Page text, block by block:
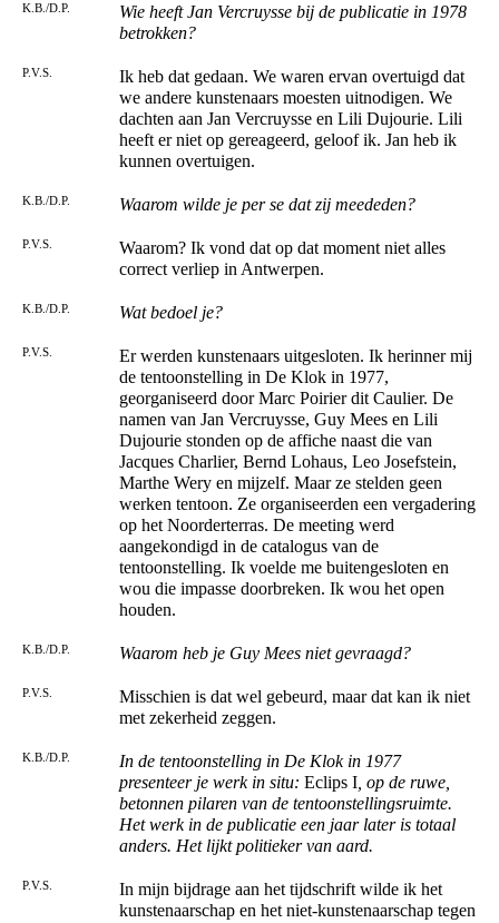
K.B./D.P.
Wie heeft Jan Vercruysse bij de publicatie in 1978
betrokken?
P.V.S.
Ik heb dat gedaan. We waren ervan overtuigd dat
we andere kunstenaars moesten uitnodigen. We
dachten aan Jan Vercruysse en Lili Dujourie. Lili
heeft er niet op gereageerd, geloof ik. Jan heb ik
kunnen overtuigen.
K.B./D.P. Waarom wilde je per se dat zij meededen?
P.V.S.
Waarom? Ik vond dat op dat moment niet alles
correct verliep in Antwerpen.
K.B./D.P. Wat bedoel je?
P.V.S.
Er werden kunstenaars uitgesloten. Ik herinner mij
de tentoonstelling in De Klok in 1977,
georganiseerd door Marc Poirier dit Caulier. De
namen van Jan Vercruysse, Guy Mees en Lili
Dujourie stonden op de affiche naast die van
Jacques Charlier, Bernd Lohaus, Leo Josefstein,
Marthe Wery en mijzelf. Maar ze stelden geen
werken tentoon. Ze organiseerden een vergadering
op het Noorderterras. De meeting werd
aangekondigd in de catalogus van de
tentoonstelling. Ik voelde me buitengesloten en
wou die impasse doorbreken. Ik wou het open
houden.
K.B./D.P. Waarom heb je Guy Mees niet gevraagd?
P.V.S.
Misschien is dat wel gebeurd, maar dat kan ik niet
met zekerheid zeggen.
K.B./D.P.
In de tentoonstelling in De Klok in 1977
presenteer je werk in situ: Eclips I, op de ruwe,
betonnen pilaren van de tentoonstellingsruimte.
Het werk in de publicatie een jaar later is totaal
anders. Het lijkt politieker van aard.
P.V.S.
In mijn bijdrage aan het tijdschrift wilde ik het
kunstenaarschap en het niet-kunstenaarschap tegen